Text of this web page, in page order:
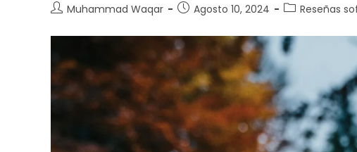
Muhammad Waqar Agosto 10, 2024 Reseñas